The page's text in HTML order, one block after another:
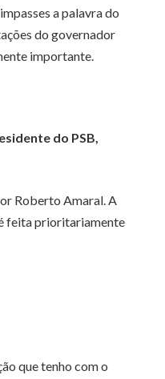
a palavra do
do governador
importante.
do PSB,
Roberto Amaral. A
feita prioritariamente
que tenho com o